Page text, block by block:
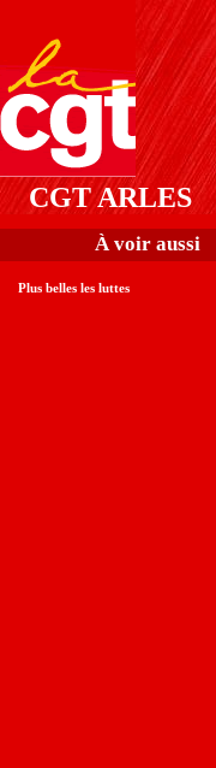
CGT ARLES
À voir aussi
Plus belles les luttes